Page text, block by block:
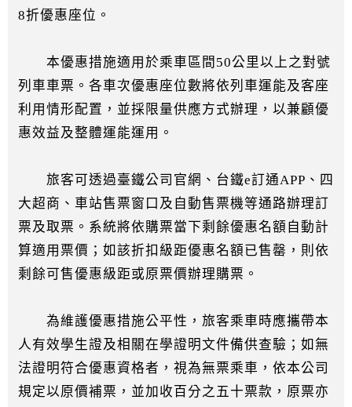
8折優惠座位。
本優惠措施適用於乘車區間50公里以上之對號
列車車票。各車次優惠座位數將依列車運能及客座
利用情形配置，並採限量供應方式辦理，以兼顧優
惠效益及整體運能運用。
旅客可透過臺鐵公司官網、台鐵e訂通APP、四
大超商、車站售票窗口及自動售票機等通路辦理訂
票及取票。系統將依購票當下剩餘優惠名額自動計
算適用票價；如該折扣級距優惠名額已售罄，則依
剩餘可售優惠級距或原票價辦理購票。
為維護優惠措施公平性，旅客乘車時應攜帶本
人有效學生證及相關在學證明文件備供查驗；如無
法證明符合優惠資格者，視為無票乘車，依本公司
規定以原價補票，並加收百分之五十票款，原票亦